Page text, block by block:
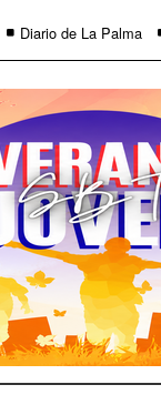
Diario de La Palma